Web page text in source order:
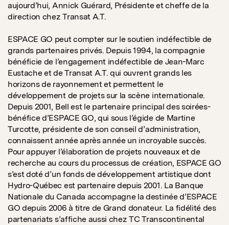
aujourd’hui, Annick Guérard, Présidente et cheffe de la
direction chez Transat A.T.
ESPACE GO peut compter sur le soutien indéfectible de
grands partenaires privés. Depuis 1994, la compagnie
bénéficie de l’engagement indéfectible de Jean-Marc
Eustache et de Transat A.T. qui ouvrent grands les
horizons de rayonnement et permettent le
développement de projets sur la scène internationale.
Depuis 2001, Bell est le partenaire principal des soirées-
bénéfice d’ESPACE GO, qui sous l’égide de Martine
Turcotte, présidente de son conseil d’administration,
connaissent année après année un incroyable succès.
Pour appuyer l’élaboration de projets nouveaux et de
recherche au cours du processus de création, ESPACE GO
s’est doté d’un fonds de développement artistique dont
Hydro-Québec est partenaire depuis 2001. La Banque
Nationale du Canada accompagne la destinée d’ESPACE
GO depuis 2006 à titre de Grand donateur. La fidélité des
partenariats s’affiche aussi chez TC Transcontinental